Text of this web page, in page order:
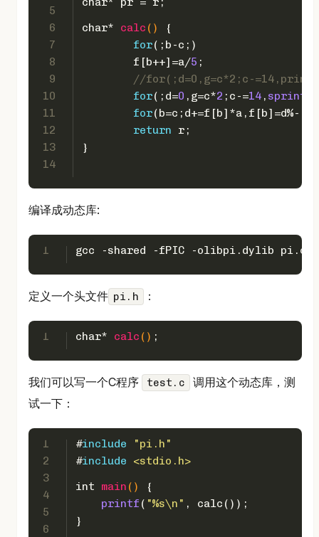
5
6
7
8
9
10
11
12
13
14
char* calc ()
{
for(;b-c;)
	f[b++]=a/
5 ;
//for(;d=0,g=c*2;c-
for(;d=0 ,g=c*2 ;c-=14 , sprintf
for(b=c;d+=f[b]*a,f[b]=d%--
return r;
}
编译成动态库:
1 gcc -shared -fPIC -olibpi.dylib pi.c
定义一个头文件 pi.h ：
1 char* calc () ;
我们可以写一个C程序 test.c
调用这个动态库，测
试一下：
1
2
3
4
5
6
#include
"pi.h"
#include
<stdio.h>
int
main ()
{
printf ( "%s\n" , calc());
}